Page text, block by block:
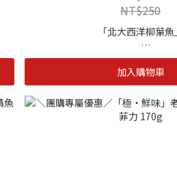
使
NT$250
「北大西洋柳葉魚」
｜單包規格｜
北大西洋柳葉魚 (8尾
｜保存期限｜
12個月
加入購物車